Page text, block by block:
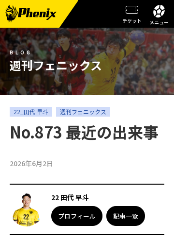
チケット メニュー
応援メッセージ・お問い合わせ
チーム情報
メンバー紹介
試合日程・結果
週刊フェニックス
トピックス
チケット
BLOG
週刊フェニックス
22_田代 早斗 週刊フェニックス
No.873 最近の出来事
2026年6月2日
22 田代 早斗
プロフィール 記事一覧